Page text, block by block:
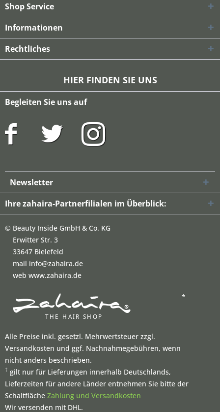
Shop Service
Informationen
Rechtliches
HIER FINDEN SIE UNS
Begleiten Sie uns auf
Newsletter
Ihre zahaira-Partnerfilialen im Überblick:
© Beauty Inside GmbH & Co. KG
Erwitter Str. 3
33647 Bielefeld
mail info@zahaira.de
web www.zahaira.de
*
Alle Preise inkl. gesetzl. Mehrwertsteuer zzgl.
Versandkosten und ggf. Nachnahmegebühren, wenn
nicht anders beschrieben.
† gilt nur für Lieferungen innerhalb Deutschlands,
Lieferzeiten für andere Länder entnehmen Sie bitte der
Schaltfläche Zahlung und Versandkosten
Wir versenden mit DHL.